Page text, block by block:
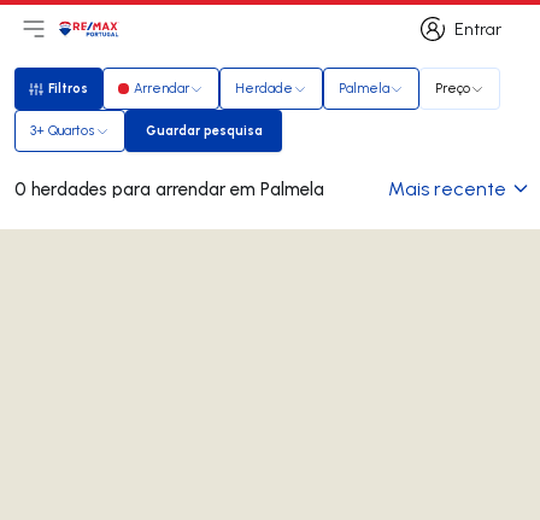
Entrar
Entrar
Abri menu principal
LogoIr para página inicial
Filtros
Filtros Arrendar Herdade Palmela Preço
3+ Quartos Guardar pesquisa
Guardar pesquisa
0 herdades para arrendar em Palmela Mais recente